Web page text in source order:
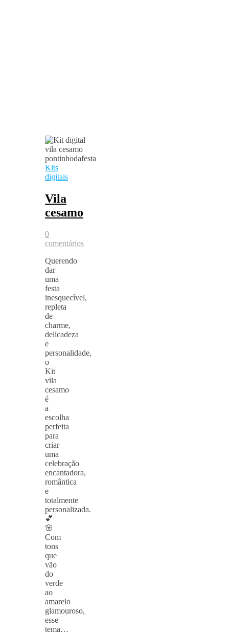
Kits
digitais
Vila
cesamo
0
comentários
Querendo
dar
uma
festa
inesquecível,
repleta
de
charme,
delicadeza
e
personalidade,
o
Kit
vila
cesamo
é
a
escolha
perfeita
para
criar
uma
celebração
encantadora,
romântica
e
totalmente
personalizada.
💕
🌸
Com
tons
que
vão
do
verde
ao
amarelo
glamouroso,
esse
tema…